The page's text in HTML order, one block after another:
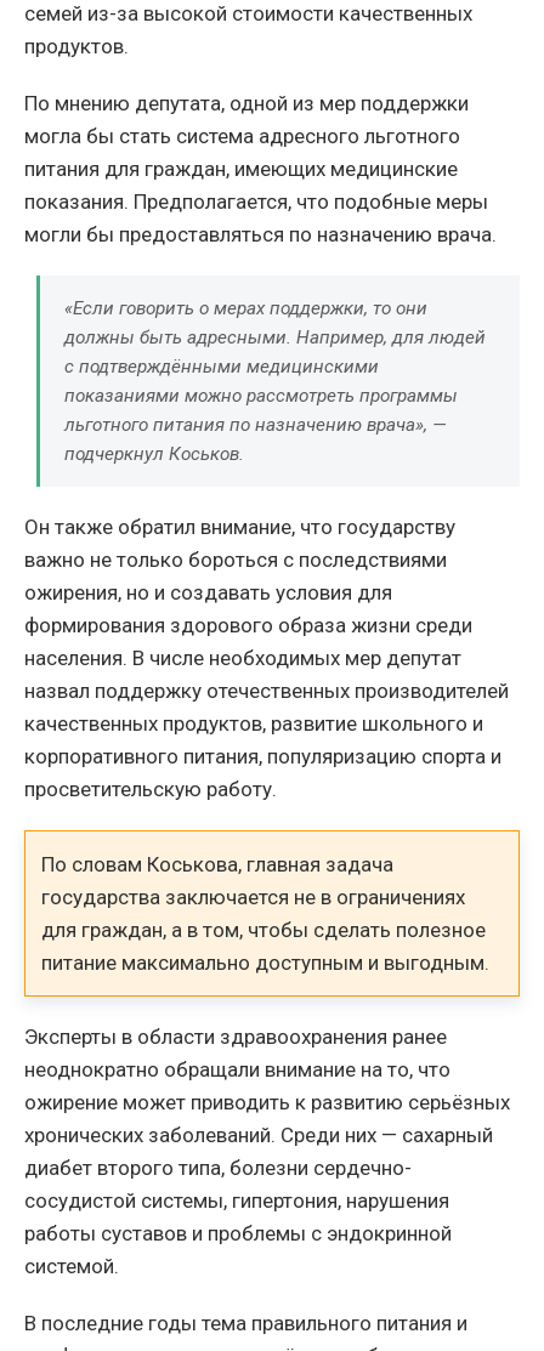
семей из-за высокой стоимости качественных
продуктов.
По мнению депутата, одной из мер поддержки
могла бы стать система адресного льготного
питания для граждан, имеющих медицинские
показания. Предполагается, что подобные меры
могли бы предоставляться по назначению врача.
«Если говорить о мерах поддержки, то они
должны быть адресными. Например, для людей
с подтверждёнными медицинскими
показаниями можно рассмотреть программы
льготного питания по назначению врача», —
подчеркнул Коськов.
Он также обратил внимание, что государству
важно не только бороться с последствиями
ожирения, но и создавать условия для
формирования здорового образа жизни среди
населения. В числе необходимых мер депутат
назвал поддержку отечественных производителей
качественных продуктов, развитие школьного и
корпоративного питания, популяризацию спорта и
просветительскую работу.
По словам Коськова, главная задача
государства заключается не в ограничениях
для граждан, а в том, чтобы сделать полезное
питание максимально доступным и выгодным.
Эксперты в области здравоохранения ранее
неоднократно обращали внимание на то, что
ожирение может приводить к развитию серьёзных
хронических заболеваний. Среди них — сахарный
диабет второго типа, болезни сердечно-
сосудистой системы, гипертония, нарушения
работы суставов и проблемы с эндокринной
системой.
В последние годы тема правильного питания и